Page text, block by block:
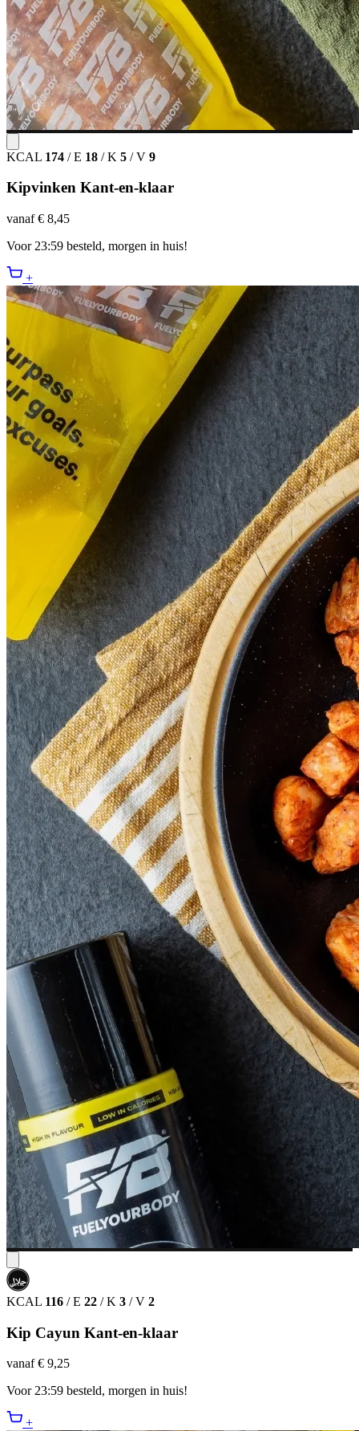
KCAL 174 / E 18 / K 5 / V 9
Kipvinken Kant-en-klaar
vanaf € 8,45
Voor 23:59 besteld, morgen in huis!
+
حلال
HALAL
KCAL 116 / E 22 / K 3 / V 2
Kip Cayun Kant-en-klaar
vanaf € 9,25
Voor 23:59 besteld, morgen in huis!
+